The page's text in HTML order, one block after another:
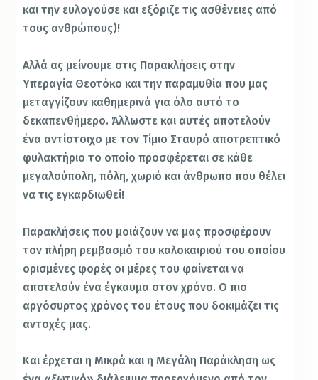
και την ευλογούσε και εξόριζε τις ασθένειες από
τους ανθρώπους)!
Αλλά ας μείνουμε στις Παρακλήσεις στην
Υπεραγία Θεοτόκο και την παραμυθία που μας
μεταγγίζουν καθημερινά για όλο αυτό το
δεκαπενθήμερο. Άλλωστε και αυτές αποτελούν
ένα αντίστοιχο με τον Τίμιο Σταυρό αποτρεπτικό
φυλακτήριο το οποίο προσφέρεται σε κάθε
μεγαλούπολη, πόλη, χωριό και άνθρωπο που θέλει
να τις εγκαρδιωθεί!
Παρακλήσεις που μοιάζουν να μας προσφέρουν
τον πλήρη ρεμβασμό του καλοκαιριού του οποίου
ορισμένες φορές οι μέρες του φαίνεται να
αποτελούν ένα έγκαυμα στον χρόνο. Ο πιο
αργόσυρτος χρόνος του έτους που δοκιμάζει τις
αντοχές μας.
Και έρχεται η Μικρά και η Μεγάλη Παράκληση ως